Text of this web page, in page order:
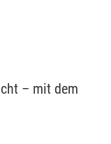
– mit dem